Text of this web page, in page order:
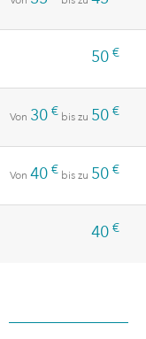
50 €
Von 30 € bis zu 50 €
Von 40 € bis zu 50 €
40 €